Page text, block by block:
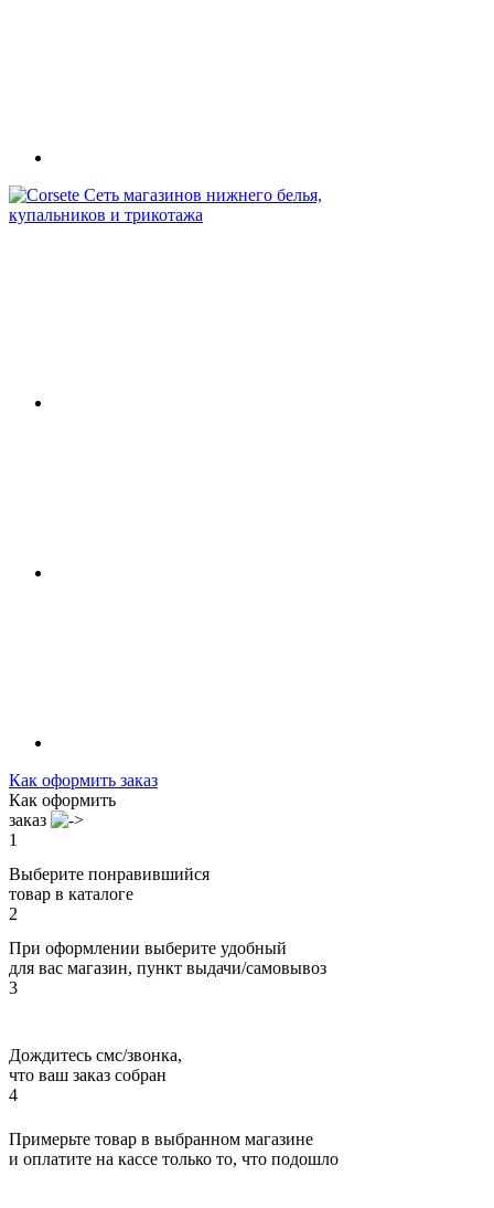
Сеть магазинов нижнего белья,
купальников и трикотажа
Как оформить заказ
Как оформить
заказ
1
Выберите понравившийся
товар в каталоге
2
При оформлении выберите удобный
для вас магазин, пункт выдачи/самовывоз
3
Дождитесь смс/звонка,
что ваш заказ собран
4
Примерьте товар в выбранном магазине
и оплатите на кассе только то, что подошло